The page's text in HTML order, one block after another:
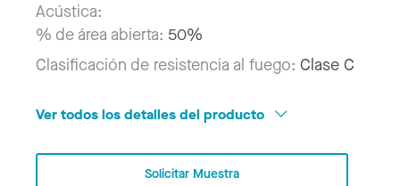
Acústica:
% de área abierta: 50%
Clasificación de resistencia al fuego: Clase C
Ver todos los detalles del producto
Solicitar Muestra